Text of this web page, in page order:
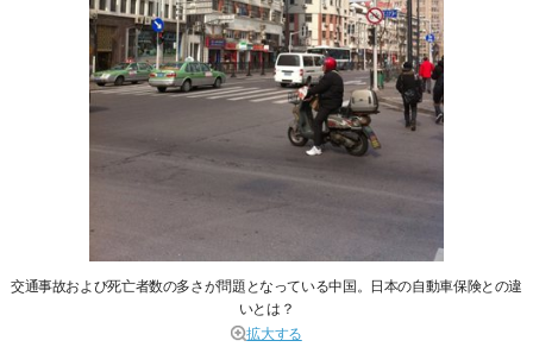
交通事故および死亡者数の多さが問題となっている中国。日本の自動車保険との違
いとは？
拡大する